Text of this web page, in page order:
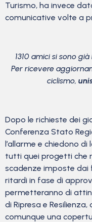
Turismo, ha invece
comunicative volte a
1310 amici si sono
Per ricevere
ciclismo,
Dopo le richieste dei
Conferenza Stato
l’allarme e chiedono
tutti quei progetti che
scadenze imposte dai
ritardi in fase di
permetteranno di
di Ripresa e
comunque una